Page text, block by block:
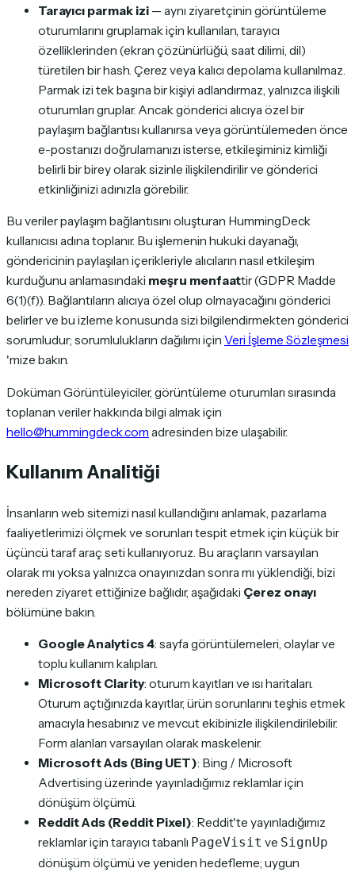
Tarayıcı parmak izi — aynı ziyaretçinin görüntüleme
oturumlarını gruplamak için kullanılan, tarayıcı
özelliklerinden (ekran çözünürlüğü, saat dilimi, dil)
türetilen bir hash. Çerez veya kalıcı depolama kullanılmaz.
Parmak izi tek başına bir kişiyi adlandırmaz, yalnızca ilişkili
oturumları gruplar. Ancak gönderici alıcıya özel bir
paylaşım bağlantısı kullanırsa veya görüntülemeden önce
e-postanızı doğrulamanızı isterse, etkileşiminiz kimliği
belirli bir birey olarak sizinle ilişkilendirilir ve gönderici
etkinliğinizi adınızla görebilir.
Bu veriler paylaşım bağlantısını oluşturan HummingDeck
kullanıcısı adına toplanır. Bu işlemenin hukuki dayanağı,
göndericinin paylaşılan içerikleriyle alıcıların nasıl etkileşim
kurduğunu anlamasındaki meşru menfaattir (GDPR Madde
6(1)(f)). Bağlantıların alıcıya özel olup olmayacağını gönderici
belirler ve bu izleme konusunda sizi bilgilendirmekten gönderici
sorumludur; sorumlulukların dağılımı için Veri İşleme Sözleşmesi
'mize bakın.
Doküman Görüntüleyiciler, görüntüleme oturumları sırasında
toplanan veriler hakkında bilgi almak için
hello@hummingdeck.com adresinden bize ulaşabilir.
Kullanım Analitiği
İnsanların web sitemizi nasıl kullandığını anlamak, pazarlama
faaliyetlerimizi ölçmek ve sorunları tespit etmek için küçük bir
üçüncü taraf araç seti kullanıyoruz. Bu araçların varsayılan
olarak mı yoksa yalnızca onayınızdan sonra mı yüklendiği, bizi
nereden ziyaret ettiğinize bağlıdır, aşağıdaki Çerez onayı
bölümüne bakın.
Google Analytics 4: sayfa görüntülemeleri, olaylar ve
toplu kullanım kalıpları.
Microsoft Clarity: oturum kayıtları ve ısı haritaları.
Oturum açtığınızda kayıtlar, ürün sorunlarını teşhis etmek
amacıyla hesabınız ve mevcut ekibinizle ilişkilendirilebilir.
Form alanları varsayılan olarak maskelenir.
Microsoft Ads (Bing UET): Bing / Microsoft
Advertising üzerinde yayınladığımız reklamlar için
dönüşüm ölçümü.
Reddit Ads (Reddit Pixel): Reddit'te yayınladığımız
reklamlar için tarayıcı tabanlı PageVisit ve SignUp
dönüşüm ölçümü ve yeniden hedefleme; uygun